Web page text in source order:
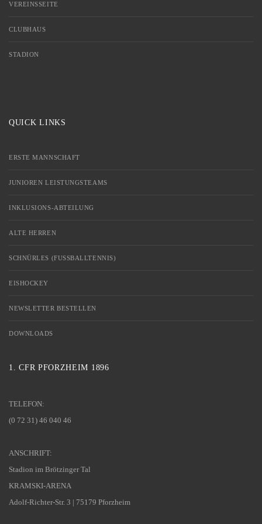
VEREINSSEITE
CLUBHAUS
STADION
QUICK LINKS
ERSTE MANNSCHAFT
JUNIOREN LEISTUNGSTEAMS
INKLUSIONS-ABTEILUNG
ALTE HERREN
SCHNÜRLES (FUSSBALLTENNIS)
EISHOCKEY
NEWSLETTER BESTELLEN
DOWNLOADS
1. CFR PFORZHEIM 1896
TELEFON:
(0 72 31) 46 040 46
ANSCHRIFT:
Stadion im Brötzinger Tal
KRAMSKI-ARENA
Adolf-Richter-Str. 3 | 75179 Pforzheim